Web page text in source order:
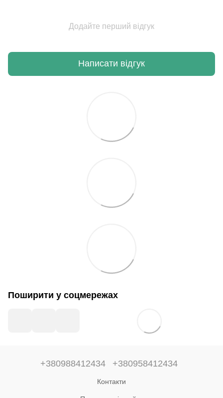
Додайте перший відгук
Написати відгук
Поширити у соцмережах
+380988412434 +380958412434
Контакти